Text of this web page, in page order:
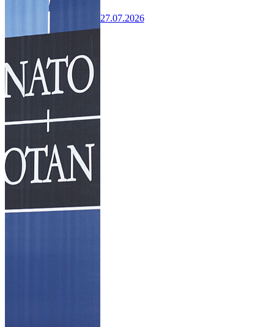
27.07.2026